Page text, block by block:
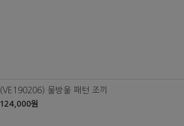
(VE190206) 물방울 패턴 조끼
124,000원